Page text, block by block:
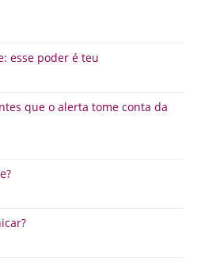
esse poder é teu
que o alerta tome conta da